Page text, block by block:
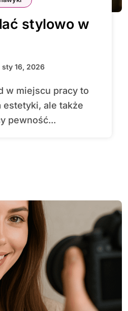
stylowo w
sty 16, 2026
ale także
pewność...